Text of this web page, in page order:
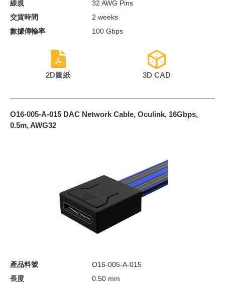
線規
32 AWG Pins
交貨時間
2 weeks
數據傳輸率
100 Gbps
2D圖紙 3D CAD
O16-005-A-015 DAC Network Cable, Oculink, 16Gbps,
0.5m, AWG32
產品料號
O16-005-A-015
長度
0.50 mm